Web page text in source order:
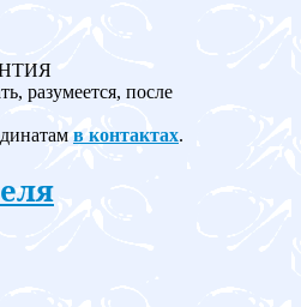
разумеется, после
в контактах.